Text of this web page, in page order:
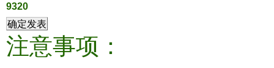
9320
注意事项：